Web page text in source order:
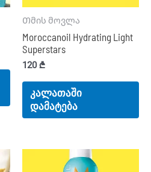
Თმის მოვლა
Moroccanoil Hydrating Light
Superstars
120₾
კალათაში
დამატება